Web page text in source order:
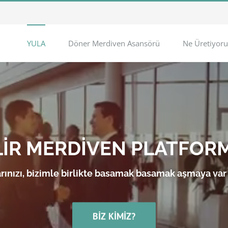
YULA Döner Merdiven Asansörü Ne
MERDİVEN
bizimle birlikte basamak basamak aşmaya var
BIZ KIMIZ?